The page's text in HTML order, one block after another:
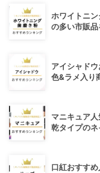
ホワイトニ
の多い市販
アイシャド
色&ラメ入り
マニキュア
乾タイプのネ
口紅おすす